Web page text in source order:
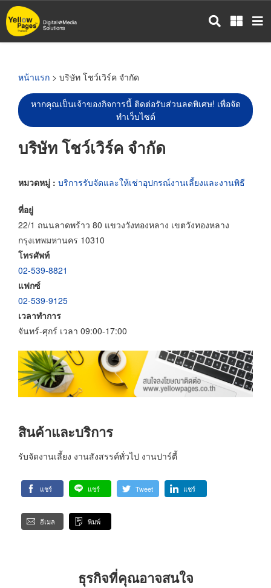
ข้าม
ไป
หน้าแรก > บริษัท โชว์เวิร์ค จำกัด
หากคุณเป็นเจ้าของกิจการนี้ ติดต่อรับส่วนลดพิเศษ! เพื่อจัด
ทำเว็บไซต์
บริษัท โชว์เวิร์ค จำกัด
หมวดหมู่ : บริการรับจัดและให้เช่าอุปกรณ์งานเลี้ยงและงานพิธี
ที่อยู่
22/1 ถนนลาดพร้าว 80 แขวงวังทองหลาง เขตวังทองหลาง
กรุงเทพมหานคร 10310
โทรศัพท์
02-539-8821
แฟกซ์
02-539-9125
เวลาทำการ
จันทร์-ศุกร์ เวลา 09:00-17:00
สินค้าและบริการ
รับจัดงานเลี้ยง งานสังสรรค์ทั่วไป งานปาร์ตี้
แชร์ แชร์ Tweet แชร์
อีเมล พิมพ์
ธุรกิจที่คุณอาจสนใจ